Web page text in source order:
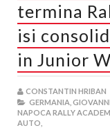
termina
isi
in Junior
CONSTANTIN HRIBAN
GERMANIA,
NAPOCA RALLY
AUTO,